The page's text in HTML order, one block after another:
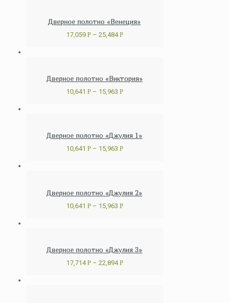
Дверное полотно «Венеция»
17,059 Р– 25,484Р
Дверное полотно «Виктория»
10,641 Р– 15,963 Р
Дверное полотно «Джулия 1»
10,641 Р– 15,963 Р
Дверное полотно «Джулия 2»
10,641 Р– 15,963 Р
Дверное полотно «Джулия 3»
17,714Р– 22,894Р